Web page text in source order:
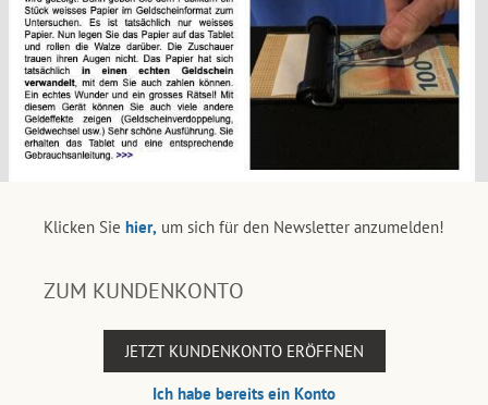
Klicken Sie hier, um sich für den Newsletter anzumelden!
ZUM KUNDENKONTO
JETZT KUNDENKONTO ERÖFFNEN
Ich habe bereits ein Konto